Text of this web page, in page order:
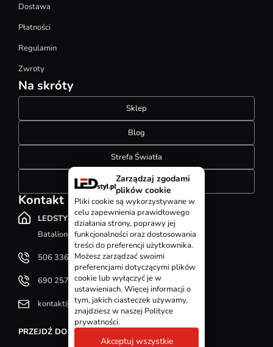
Dostawa
Płatności
Regulamin
Zwroty
Na skróty
Sklep
Blog
Strefa Światła
Konfigurator szynoprzewodów
Kontakt
LEDSTYL.pl
Batalionów Chłopskich 12, 94-058 Łódź
506 336 320
690 257 092
kontakt@ledstyl.pl
PRZEJDŹ DO DZIAŁU KONTAKT
Zarządzaj zgodami
plików cookie
Pliki cookie są wykorzystywane w
celu zapewnienia prawidłowego
działania strony, poprawy jej
funkcjonalności oraz dostosowania
treści do preferencji użytkownika.
Możesz zarządzać swoimi
preferencjami dotyczącymi plików
cookie lub wyłączyć je w
ustawieniach. Więcej informacji o
tym, jakich ciasteczek używamy,
znajdziesz w naszej Polityce
prywatności.
Akceptuj wszystkie